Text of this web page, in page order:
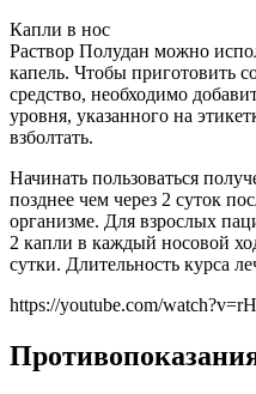
Капли в нос
Раствор Полудан можно
капель. Чтобы приготовить
средство, необходимо
уровня, указанного на
взболтать.
Начинать пользоваться
позднее чем через 2 суток
организме. Для взрослых
2 капли в каждый носовой
сутки. Длительность курса
https://youtube.com/